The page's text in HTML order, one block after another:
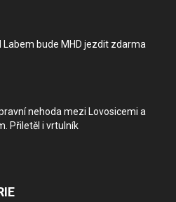
Labem bude MHD jezdit zdarma
nehoda mezi Lovosicemi a
Přiletěl i vrtulník